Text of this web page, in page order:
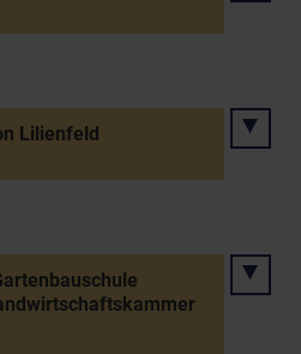
Lilienfeld